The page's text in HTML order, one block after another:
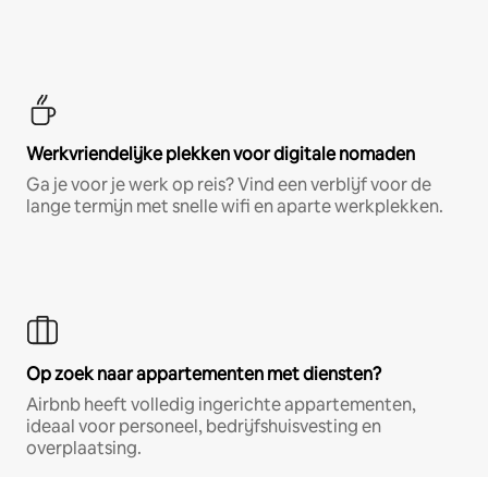
Werkvriendelijke plekken voor digitale nomaden
Ga je voor je werk op reis? Vind een verblijf voor de
lange termijn met snelle wifi en aparte werkplekken.
Op zoek naar appartementen met diensten?
Airbnb heeft volledig ingerichte appartementen,
ideaal voor personeel, bedrijfshuisvesting en
overplaatsing.